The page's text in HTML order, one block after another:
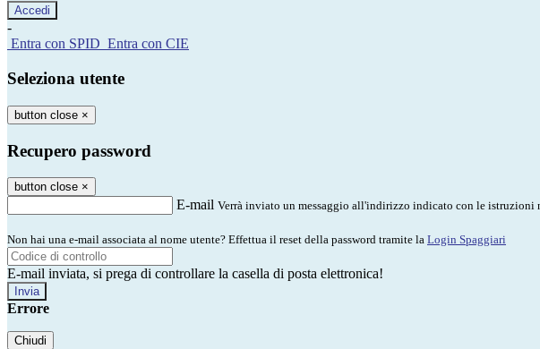
-
Entra con SPID Entra con CIE
Seleziona utente
button close ×
Recupero password
button close ×
E-mail Verrà inviato un messaggio all'indirizzo indicato con le istruzioni
Non hai una e-mail associata al nome utente? Effettua il reset della password tramite la Login Spaggiari
E-mail inviata, si prega di controllare la casella di posta elettronica!
Errore
Chiudi